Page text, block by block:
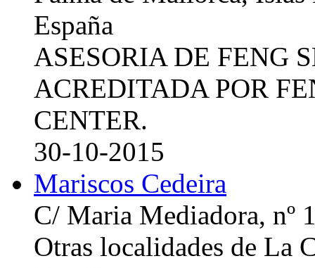
España
ASESORIA DE FENG
ACREDITADA POR
CENTER.
30-10-2015
Mariscos Cedeira
C/ Maria Mediadora, nº
Otras localidades de La